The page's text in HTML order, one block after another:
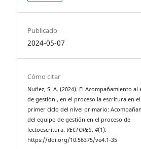
Publicado
2024-05-07
Cómo citar
Nuñez, S. A. (2024). El Acompañamiento al
de gestión , en el proceso la escritura en el
primer ciclo del nivel primario:
del equipo de gestión en el proceso de
lectoescritura. VECTORES,4(1).
https://doi.org/10.56375/ve4.1-35